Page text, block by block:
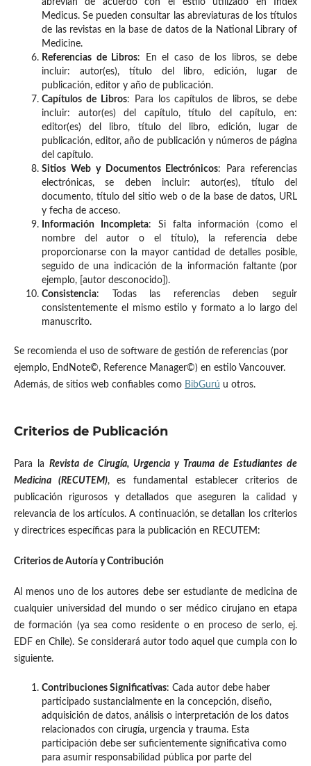
abrevian de acuerdo con el estilo utilizado en Index
Medicus. Se pueden consultar las abreviaturas de los títulos
de las revistas en la base de datos de la National Library of
Medicine.
Referencias de Libros: En el caso de los libros, se debe
incluir: autor(es), título del libro, edición, lugar de
publicación, editor y año de publicación.
Capítulos de Libros: Para los capítulos de libros, se debe
incluir: autor(es) del capítulo, título del capítulo, en:
editor(es) del libro, título del libro, edición, lugar de
publicación, editor, año de publicación y números de página
del capítulo.
Sitios Web y Documentos Electrónicos: Para referencias
electrónicas, se deben incluir: autor(es), título del
documento, título del sitio web o de la base de datos, URL
y fecha de acceso.
Información Incompleta: Si falta información (como el
nombre del autor o el título), la referencia debe
proporcionarse con la mayor cantidad de detalles posible,
seguido de una indicación de la información faltante (por
ejemplo, [autor desconocido]).
Consistencia: Todas las referencias deben seguir
consistentemente el mismo estilo y formato a lo largo del
manuscrito.
Se recomienda el uso de software de gestión de referencias (por
ejemplo, EndNote©, Reference Manager©) en estilo Vancouver.
Además, de sitios web confiables como BibGurú u otros.
Criterios de Publicación
Para la Revista de Cirugía, Urgencia y Trauma de Estudiantes de
Medicina (RECUTEM), es fundamental establecer criterios de
publicación rigurosos y detallados que aseguren la calidad y
relevancia de los artículos. A continuación, se detallan los criterios
y directrices específicas para la publicación en RECUTEM:
Criterios de Autoría y Contribución
Al menos uno de los autores debe ser estudiante de medicina de
cualquier universidad del mundo o ser médico cirujano en etapa
de formación (ya sea como residente o en proceso de serlo, ej.
EDF en Chile). Se considerará autor todo aquel que cumpla con lo
siguiente.
Contribuciones Significativas: Cada autor debe haber
participado sustancialmente en la concepción, diseño,
adquisición de datos, análisis o interpretación de los datos
relacionados con cirugía, urgencia y trauma. Esta
participación debe ser suficientemente significativa como
para asumir responsabilidad pública por parte del